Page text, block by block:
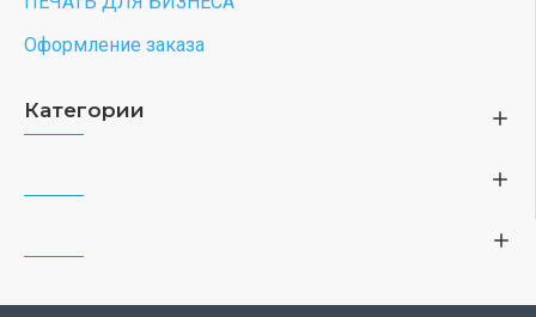
Оформление заказа
Категории